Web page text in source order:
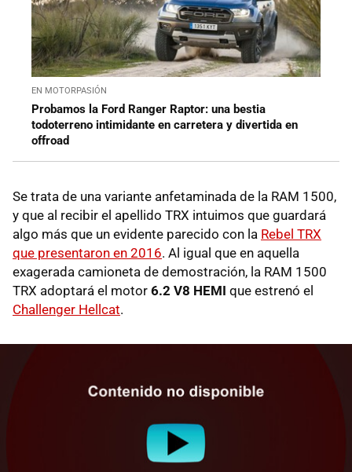
EN MOTORPASIÓN
Probamos la Ford Ranger Raptor: una bestia
todoterreno intimidante en carretera y divertida en
offroad
Se trata de una variante anfetaminada de la RAM 1500,
y que al recibir el apellido TRX intuimos que guardará
algo más que un evidente parecido con la Rebel TRX
que presentaron en 2016. Al igual que en aquella
exagerada camioneta de demostración, la RAM 1500
TRX adoptará el motor 6.2 V8 HEMI que estrenó el
Challenger Hellcat.